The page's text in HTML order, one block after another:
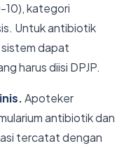
10), kategori
Untuk antibiotik
dapat
harus diisi DPJP.
Apoteker
antibiotik dan
tercatat dengan